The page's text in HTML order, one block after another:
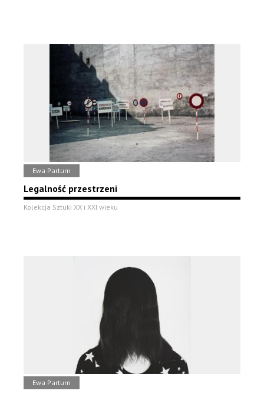
Ewa Partum
Legalność przestrzeni
Kolekcja Sztuki XX i XXI wieku
Ewa Partum